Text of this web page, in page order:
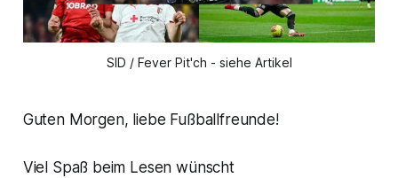
SID / Fever Pit'ch - siehe Artikel
Guten Morgen, liebe Fußballfreunde!
Viel Spaß beim Lesen wünscht